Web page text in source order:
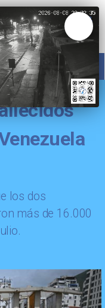
DEPORTES
los dos
más de 16.000